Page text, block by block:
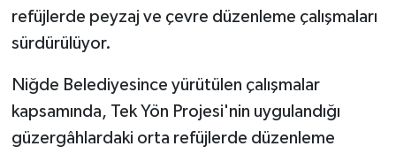
refüjlerde peyzaj ve çevre düzenleme çalışmaları
sürdürülüyor.
Niğde Belediyesince yürütülen çalışmalar
kapsamında, Tek Yön Projesi'nin uygulandığı
güzergâhlardaki orta refüjlerde düzenleme